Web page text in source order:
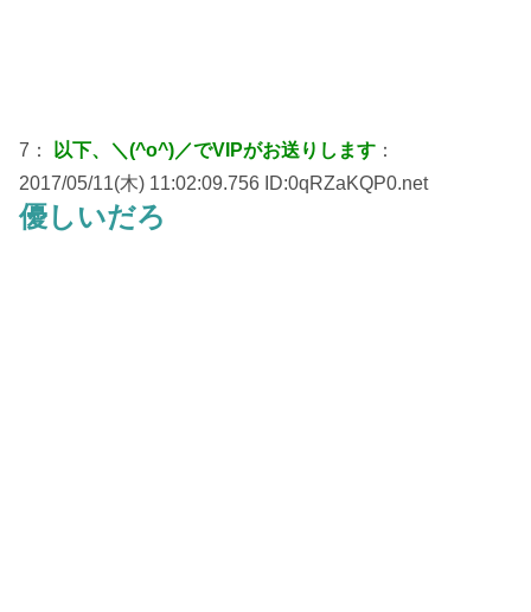
7： 以下、＼(^o^)／でVIPがお送りします ：
2017/05/11(木) 11:02:09.756 ID:0qRZaKQP0.net
優しいだろ